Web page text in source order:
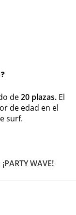
de20 plazas. El
de edad en el
surf.
¡PARTY WAVE!